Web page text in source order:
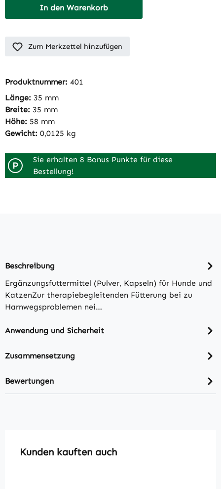
In den Warenkorb
Zum Merkzettel hinzufügen
Produktnummer: 401
Länge: 35 mm
Breite: 35 mm
Höhe: 58 mm
Gewicht: 0,0125 kg
P
Sie erhalten 8 Bonus Punkte für diese
Bestellung!
Beschreibung
Ergänzungsfuttermittel (Pulver, Kapseln) für Hunde und
KatzenZur therapiebegleitenden Fütterung bei zu
Harnwegsproblemen nei…
Anwendung und Sicherheit
Zusammensetzung
Bewertungen
Produktgalerie überspringen
Kunden kauften auch